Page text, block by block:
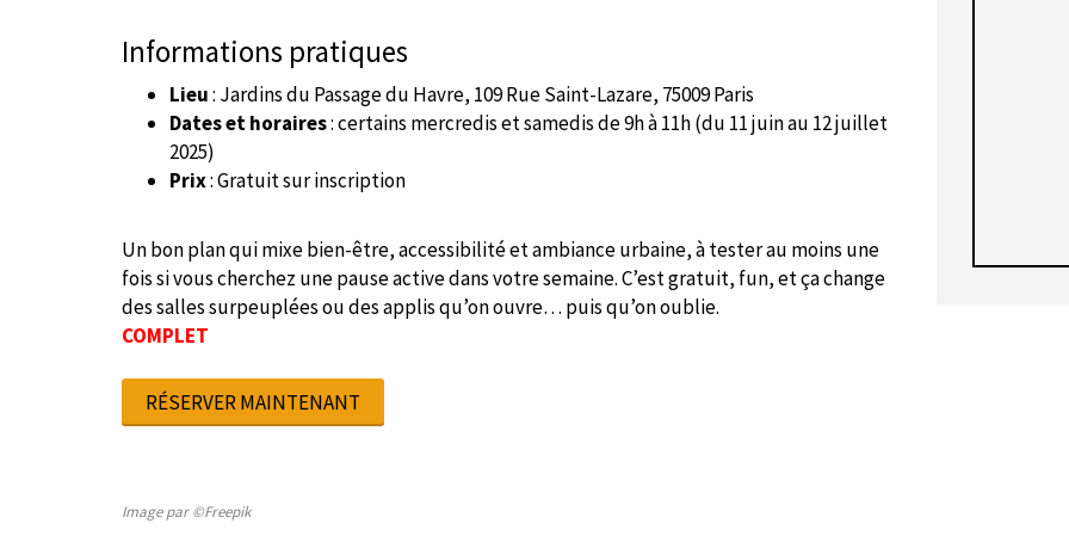
Informations pratiques
Lieu: Jardins du Passage du Havre, 109 Rue Saint-Lazare, 75009 Paris
Dates et horaires: certains mercredis et samedis de 9h à 11h (du 11 juin au 12 juillet
2025)
Prix: Gratuit sur inscription
Un bon plan qui mixe bien-être, accessibilité et ambiance urbaine, à tester au moins une
fois si vous cherchez une pause active dans votre semaine. C’est gratuit, fun, et ça change
des salles surpeuplées ou des applis qu’on ouvre… puis qu’on oublie.
COMPLET
RÉSERVER MAINTENANT
Image par ©Freepik